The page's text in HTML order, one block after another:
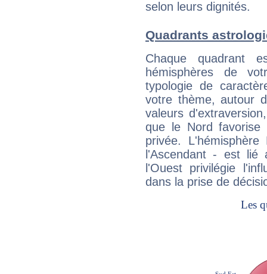
selon leurs dignités.
Quadrants
Chaque quadrant
hémisphères de
typologie de
votre thème, autour
valeurs
que le Nord favorise
privée.
l'Ascendant - est
l'Ouest privilégie
dans la prise de